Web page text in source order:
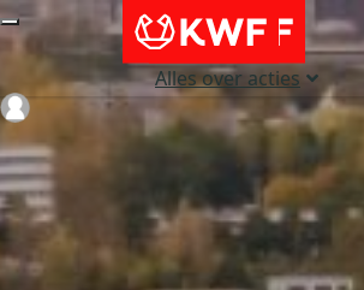
Alles over acties
Login